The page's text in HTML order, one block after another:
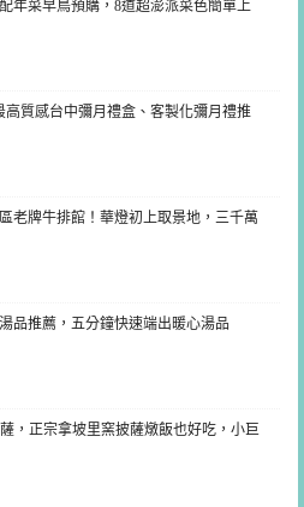
年菜早鳥預購，8道超澎派菜色簡單上
高質感台中彌月禮盒、客製化彌月禮推
老牌牛排館！華燈初上取景地，三千萬
品推薦，五分鐘快速端出暖心湯品
薩，正宗拿坡里窯披薩燉飯也好吃，小巨